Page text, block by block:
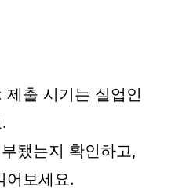
출 시기는 실업인
됐는지 확인하고,
어보세요.